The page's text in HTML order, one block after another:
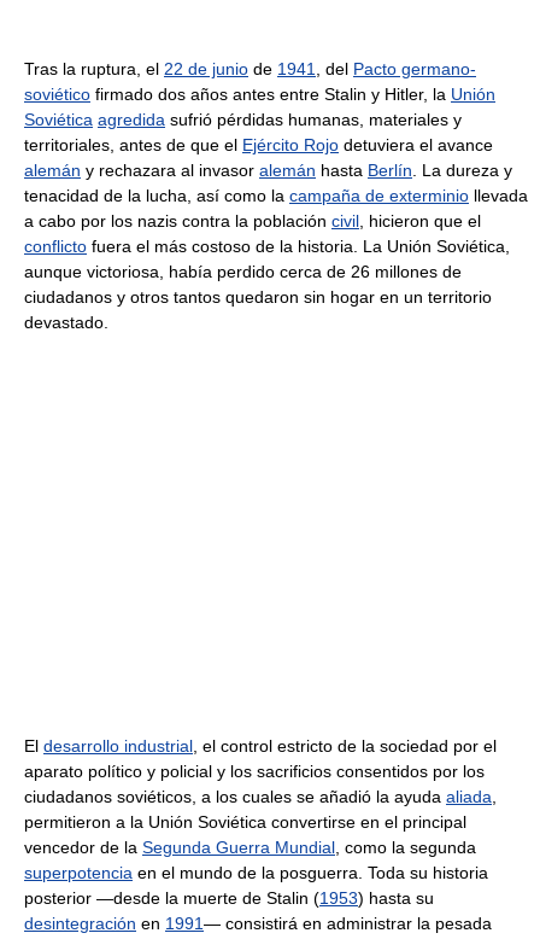
Tras la ruptura, el 22 de junio de 1941 , del Pacto germano-
soviético firmado dos años antes entre Stalin y Hitler, la Unión
Soviética agredida sufrió pérdidas humanas, materiales y
territoriales, antes de que el Ejército Rojo detuviera el avance
alemán y rechazara al invasor alemán hasta Berlín . La dureza y
tenacidad de la lucha, así como la campaña de exterminio llevada
a cabo por los nazis contra la población civil , hicieron que el
conflicto fuera el más costoso de la historia. La Unión Soviética,
aunque victoriosa, había perdido cerca de 26 millones de
ciudadanos y otros tantos quedaron sin hogar en un territorio
devastado.
El desarrollo industrial , el control estricto de la sociedad por el
aparato político y policial y los sacrificios consentidos por los
ciudadanos soviéticos, a los cuales se añadió la ayuda aliada
permitieron a la Unión Soviética convertirse en el principal
vencedor de la Segunda Guerra Mundial , como la segunda
superpotencia en el mundo de la posguerra. Toda su historia
posterior —desde la muerte de Stalin (1953) hasta su
desintegración en 1991— consistirá en administrar la pesada